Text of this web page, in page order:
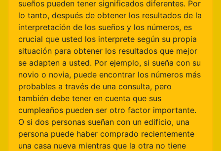
sueños pueden tener significados diferentes. Por
lo tanto, después de obtener los resultados de la
interpretación de los sueños y los números, es
crucial que usted los interprete según su propia
situación para obtener los resultados que mejor
se adapten a usted. Por ejemplo, si sueña con su
novio o novia, puede encontrar los números más
probables a través de una consulta, pero
también debe tener en cuenta que sus
cumpleaños pueden ser otro factor importante.
O si dos personas sueñan con un edificio, una
persona puede haber comprado recientemente
una casa nueva mientras que la otra no tiene